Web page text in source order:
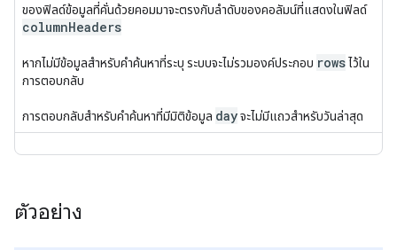
ของฟิลด์ข้อมูลที่คั่นด้วยคอมมาจะตรงกับลำดับของคอลัมน์ที่แสดงในฟิลด์
columnHeaders
หากไม่มีข้อมูลสำหรับคำค้นหาที่ระบุ ระบบจะไม่รวมองค์ประกอบ rows ไว้ใน
การตอบกลับ
การตอบกลับสำหรับคำค้นหาที่มีมิติข้อมูล dayจะไม่มีแถวสำหรับวันล่าสุด
ตัวอย่าง